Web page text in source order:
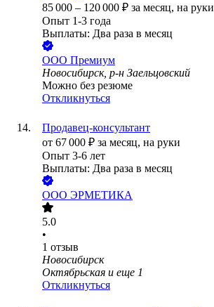
85 000 – 120 000 ₽ за месяц, на руки
Опыт 1-3 года
Выплаты: Два раза в месяц
ООО Премиум
Новосибирск, р-н Заельцовский
Можно без резюме
Откликнуться
Продавец-консультант
от 67 000 ₽ за месяц, на руки
Опыт 3-6 лет
Выплаты: Два раза в месяц
ООО ЭРМЕТИКА
5.0
•
1 отзыв
Новосибирск
Октябрьская и еще 1
Откликнуться